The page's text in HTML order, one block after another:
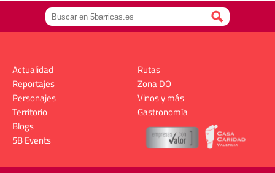
Actualidad
Reportajes
Personajes
Territorio
Rutas
Zona DO
Vinos y más
Gastronomía
Blogs
5B Events